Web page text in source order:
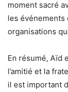
moment sacré
les événements
organisations
En résumé, Aïd
l’amitié et la
il est important